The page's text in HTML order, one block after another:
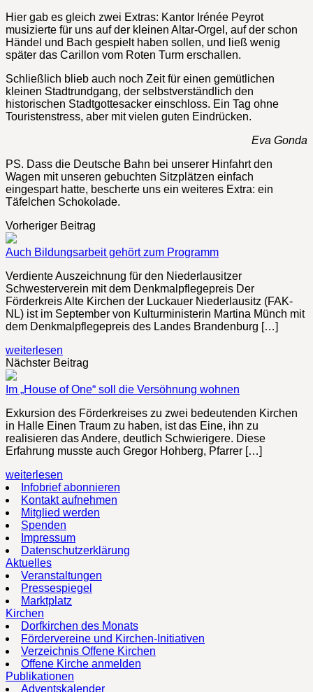
Hier gab es gleich zwei Extras: Kantor Irénée Peyrot
musizierte für uns auf der kleinen Altar-Orgel, auf der schon
Händel und Bach gespielt haben sollen, und ließ wenig
später das Carillon vom Roten Turm erschallen.
Schließlich blieb auch noch Zeit für einen gemütlichen
kleinen Stadtrundgang, der selbstverständlich den
historischen Stadtgottesacker einschloss. Ein Tag ohne
Touristenstress, aber mit vielen guten Eindrücken.
Eva Gonda
PS. Dass die Deutsche Bahn bei unserer Hinfahrt den
Wagen mit unseren gebuchten Sitzplätzen einfach
eingespart hatte, bescherte uns ein weiteres Extra: ein
Täfelchen Schokolade.
Vorheriger Beitrag
Auch Bildungsarbeit gehört zum Programm
Verdiente Auszeichnung für den Niederlausitzer
Schwesterverein mit dem Denkmalpflegepreis Der
Förderkreis Alte Kirchen der Luckauer Niederlausitz (FAK-
NL) ist im September von Kulturministerin Martina Münch mit
dem Denkmalpflegepreis des Landes Brandenburg […]
weiterlesen
Nächster Beitrag
Im „House of One“ soll die Versöhnung wohnen
Exkursion des Förderkreises zu zwei bedeutenden Kirchen
in Halle Einen Traum zu haben, ist das Eine, ihn zu
realisieren das Andere, deutlich Schwierigere. Diese
Erfahrung musste auch Gregor Hohberg, Pfarrer […]
weiterlesen
Infobrief abonnieren
Kontakt aufnehmen
Mitglied werden
Spenden
Impressum
Datenschutzerklärung
Aktuelles
Veranstaltungen
Pressespiegel
Marktplatz
Kirchen
Dorfkirchen des Monats
Fördervereine und Kirchen-Initiativen
Verzeichnis Offene Kirchen
Offene Kirche anmelden
Publikationen
Adventskalender